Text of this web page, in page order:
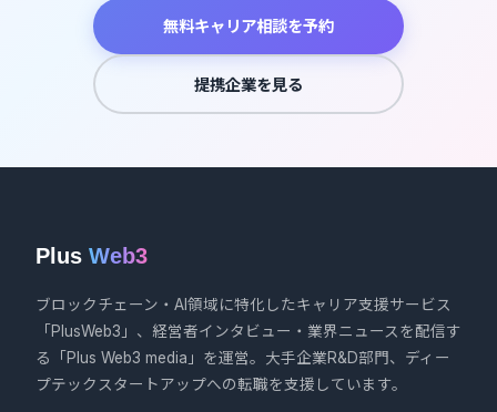
無料キャリア相談を予約
提携企業を見る
Plus Web3
ブロックチェーン・AI領域に特化したキャリア支援サービス
「PlusWeb3」、経営者インタビュー・業界ニュースを配信す
る「Plus Web3 media」を運営。大手企業R&D部門、ディー
プテックスタートアップへの転職を支援しています。